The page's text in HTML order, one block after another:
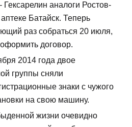
Гексарелин аналоги Ростов-
Батайск. Теперь
раз собраться 20 июля,
договор.
2014 года двое
группы сняли
знаки с чужого
на свою машину.
жизни очевидно